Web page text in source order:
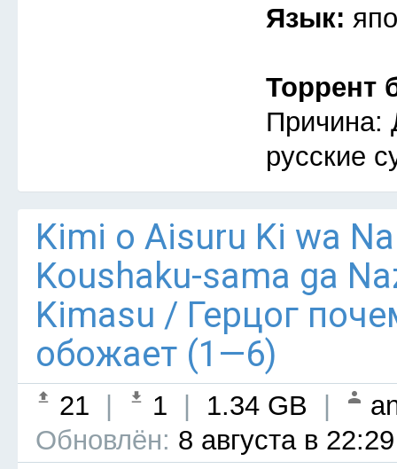
Язык:
Торрент
Причина:
русские
Kimi o Aisuru Ki wa
Koushaku-sama ga
Kimasu / Герцог
обожает (1—6)
21 1 1.34 GB
Обновлён: 8 августа в 22:29